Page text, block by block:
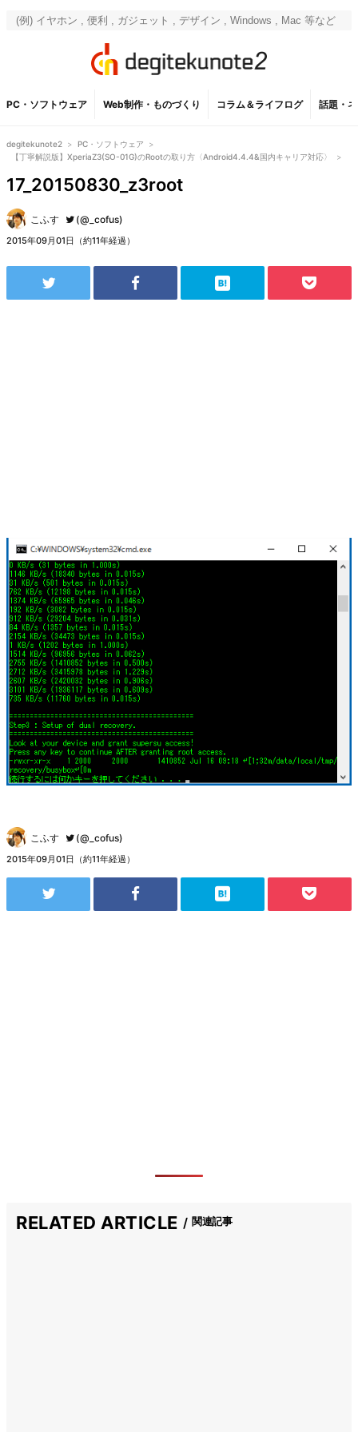
PC・ソフトウェア Web制作・ものづくり コラム＆ライフログ 話題・
degitekunote2 > PC・ソフトウェア
>
【丁寧解説版】XperiaZ3(SO-01G)のRootの取り方〈Android4.4.4&国内キャリア対応〉
>
17_20150830_z3root
こふす (@_cofus)
2015年09月01日（約11年経過）
こふす (@_cofus)
2015年09月01日（約11年経過）
RELATED ARTICLE 関連記事